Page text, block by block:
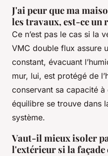
J'ai peur que ma
les travaux, est-ce un
Ce n’est pas le cas si la
VMC double flux assure
constant, évacuant
mur, lui, est protégé de
conservant sa capacité
équilibre se trouve dans
système.
Vaut-il mieux isoler
l'extérieur si la façade